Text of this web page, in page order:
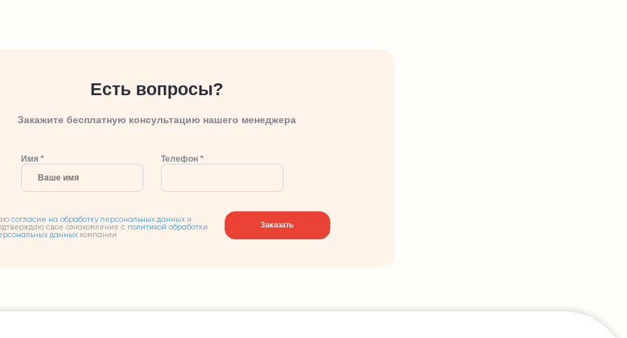
Есть вопросы?
Закажите бесплатную консультацию нашего менеджера
Имя * Телефон *
согласие на обработку персональных данных и
свое ознакомление с политикой обработки
данных компании
Заказать